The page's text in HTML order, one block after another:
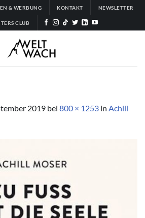
& WERBUNG KONTAKT NEWSLETTER
CLUB
2019 bei 800 × 1253 in Achill